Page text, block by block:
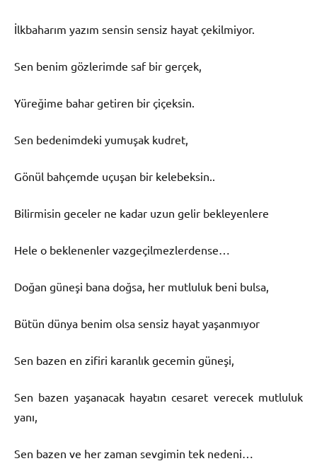
İlkbaharım yazım sensin sensiz hayat çekilmiyor.
Sen benim gözlerimde saf bir gerçek,
Yüreğime bahar getiren bir çiçeksin.
Sen bedenimdeki yumuşak kudret,
Gönül bahçemde uçuşan bir kelebeksin..
Bilirmisin geceler ne kadar uzun gelir bekleyenlere
Hele o beklenenler vazgeçilmezlerdense…
Doğan güneşi bana doğsa, her mutluluk beni bulsa,
Bütün dünya benim olsa sensiz hayat yaşanmıyor
Sen bazen en zifiri karanlık gecemin güneşi,
Sen bazen yaşanacak hayatın cesaret verecek mutluluk
yanı,
Sen bazen ve her zaman sevgimin tek nedeni…